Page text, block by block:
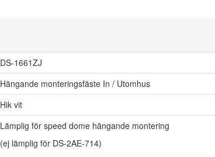
DS-1661ZJ
Hängande monteringsfäste In / Utomhus
Hik vit
Lämplig för speed dome hängande montering
(ej lämplig för DS-2AE-714)